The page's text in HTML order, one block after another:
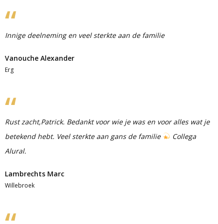
Innige deelneming en veel sterkte aan de familie
Vanouche Alexander
Erg
Rust zacht,Patrick. Bedankt voor wie je was en voor alles wat je
betekend hebt. Veel sterkte aan gans de familie
Collega
Alural.
Lambrechts Marc
Willebroek